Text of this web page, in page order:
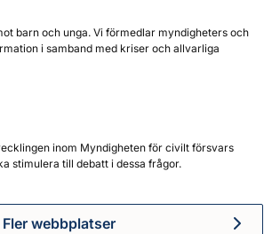
barn och unga. Vi förmedlar myndigheters och
i samband med kriser och allvarliga
inom Myndigheten för civilt försvars
stimulera till debatt i dessa frågor.
Fler webbplatser